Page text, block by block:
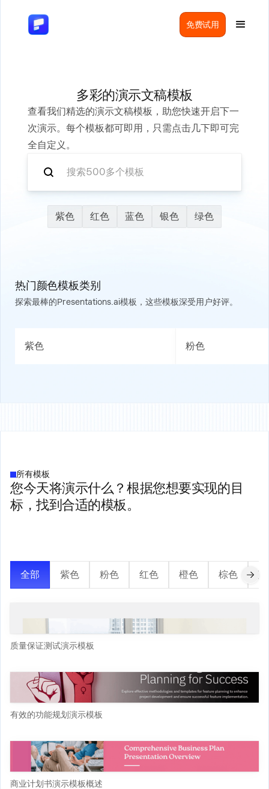
免费试用
多彩的演示文稿模板
查看我们精选的演示文稿模板，助您快速开启下一
次演示。每个模板都可即用，只需点击几下即可完
全自定义。
紫色 红色 蓝色 银色 绿色
热门颜色模板类别
探索最棒的Presentations.ai模板，这些模板深受用户好评。
紫色 粉色
所有模板
您今天将演示什么？根据您想要实现的目
标，找到合适的模板。
全部 紫色 粉色 红色 橙色 棕色
质量保证测试演示模板
有效的功能规划演示模板
商业计划书演示模板概述